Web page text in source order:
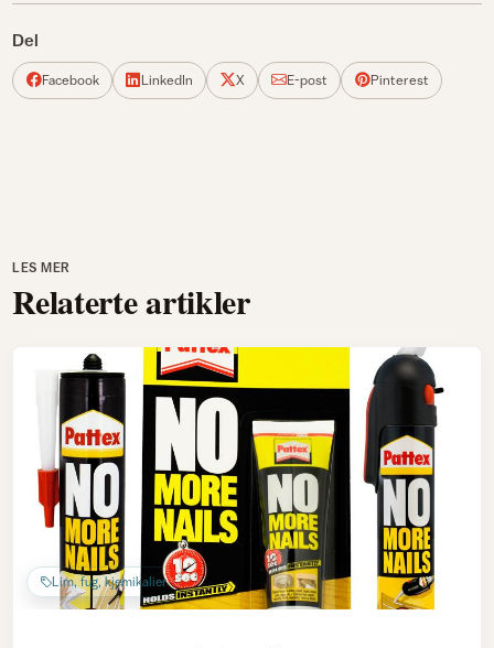
Del
Facebook LinkedIn X E-post Pinterest
LES MER
Relaterte artikler
Lim, fug, kjemikalier